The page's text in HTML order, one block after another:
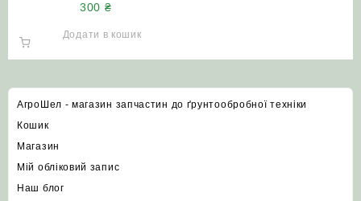
СК-5
300 ₴
Додати в кошик
АгроШел - магазин запчастин до ґрунтообробної техніки
Кошик
Магазин
Мій обліковий запис
Наш блог